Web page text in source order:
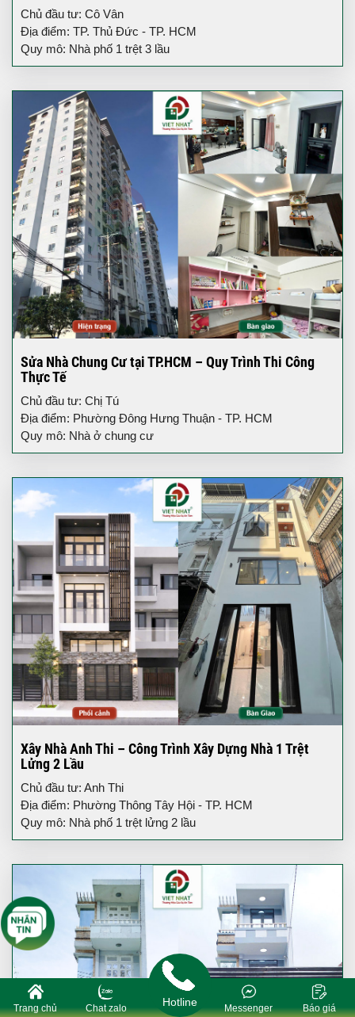
Chủ đầu tư: Cô Vân
Địa điểm: TP. Thủ Đức - TP. HCM
Quy mô: Nhà phố 1 trệt 3 lầu
Sửa Nhà Chung Cư tại TP.HCM – Quy Trình Thi Công
Thực Tế
Chủ đầu tư: Chị Tú
Địa điểm: Phường Đông Hưng Thuận - TP. HCM
Quy mô: Nhà ở chung cư
Xây Nhà Anh Thi – Công Trình Xây Dựng Nhà 1 Trệt
Lửng 2 Lầu
Chủ đầu tư: Anh Thi
Địa điểm: Phường Thông Tây Hội - TP. HCM
Quy mô: Nhà phố 1 trệt lửng 2 lầu
Trang chủ Chat zalo Báo giá
Messenger
Hotline